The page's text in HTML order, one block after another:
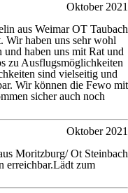
Oktober 2021
aus Weimar OT Taubach
Wir haben uns sehr wohl
haben uns mit Rat und
zu Ausflugsmöglichkeiten
sind vielseitig und
Wir können die Fewo mit
sicher auch noch
Oktober 2021
Moritzburg/ Ot Steinbach
erreichbar.Lädt zum